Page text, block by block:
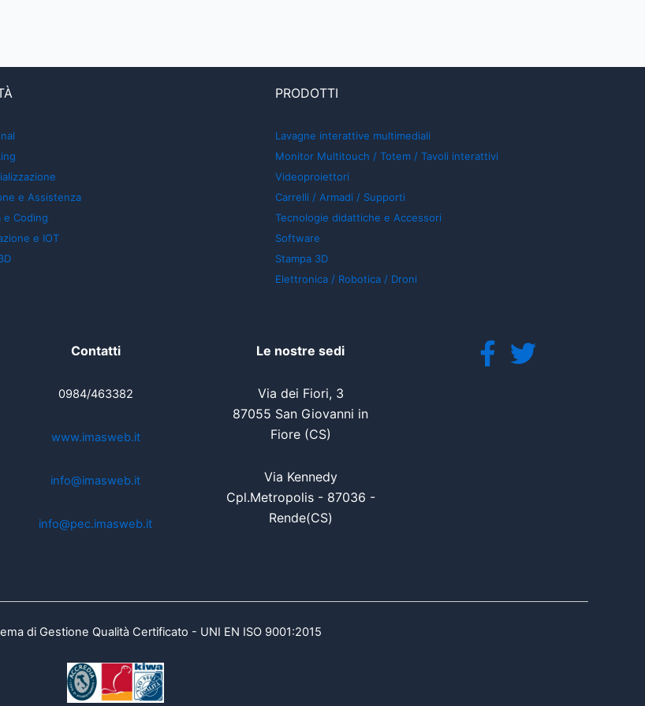
e Assistenza
e Coding
e IOT
PRODOTTI
Lavagne interattive multimediali
Monitor Multitouch / Totem / Tavoli interattivi
Videoproiettori
Carrelli / Armadi / Supporti
Tecnologie didattiche e Accessori
Software
Stampa 3D
Elettronica / Robotica / Droni
Contatti
0984/463382
www.imasweb.it
info@imasweb.it
info@pec.imasweb.it
Le nostre sedi
Via dei Fiori, 3
87055 San Giovanni in
Fiore (CS)
Via Kennedy
Cpl.Metropolis - 87036 -
Rende(CS)
di Gestione Qualità Certificato - UNI EN ISO 9001:2015